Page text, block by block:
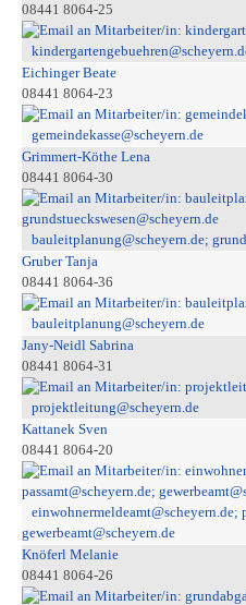
08441 8064-25
Eichinger Beate
08441 8064-23
gemeindekasse@scheyern.de
Grimmert-Köthe Lena
08441 8064-30
bauleitplanung@scheyern.de;
Gruber Tanja
08441 8064-36
bauleitplanung@scheyern.de
Jany-Neidl Sabrina
08441 8064-31
projektleitung@scheyern.de
Kattanek Sven
08441 8064-20
einwohnermeldeamt@scheyern.de;
gewerbeamt@scheyern.de
Knöferl Melanie
08441 8064-26